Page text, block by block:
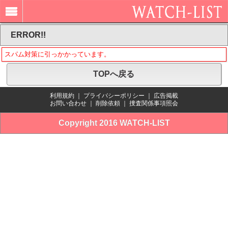
ERROR!!
スパム対策に引っかかっています。
TOPへ戻る
利用規約 プライバシーポリシー
広告掲載
お問い合わせ
削除依頼 捜査関係事項照会
Copyright 2016 WATCH-LIST